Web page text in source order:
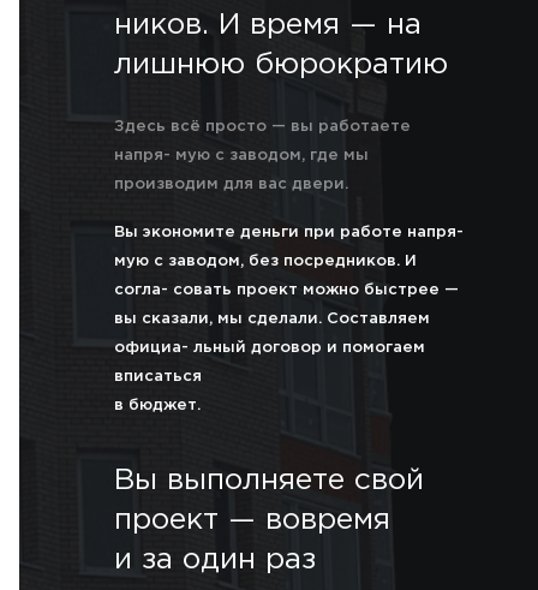
ников. И время — на
лишнюю бюрократию
Здесь всё просто — вы работаете
напря- мую с заводом, где мы
производим для вас двери.
Вы экономите деньги при работе напря-
мую с заводом, без посредников. И
согла- совать проект можно быстрее —
вы сказали, мы сделали. Составляем
официа- льный договор и помогаем
вписаться
в бюджет.
Вы выполняете свой
проект — вовремя
и за один раз